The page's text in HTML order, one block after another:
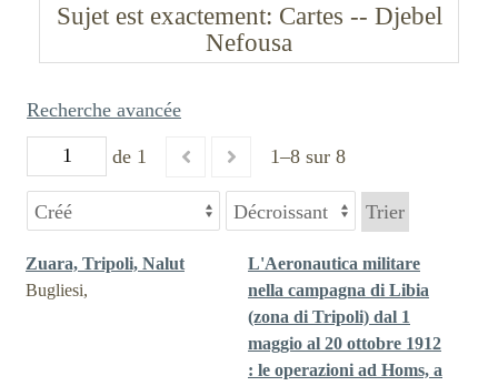
Sujet est exactement Cartes -- Djebel
Nefousa
de 1 1–8 sur 8
Recherche avancée
Trier
Zuara, Tripoli, Nalut
Bugliesi,
L'Aeronautica militare
nella campagna di Libia
(zona di Tripoli) dal 1
maggio al 20 ottobre 1912
: le operazioni ad Homs, a